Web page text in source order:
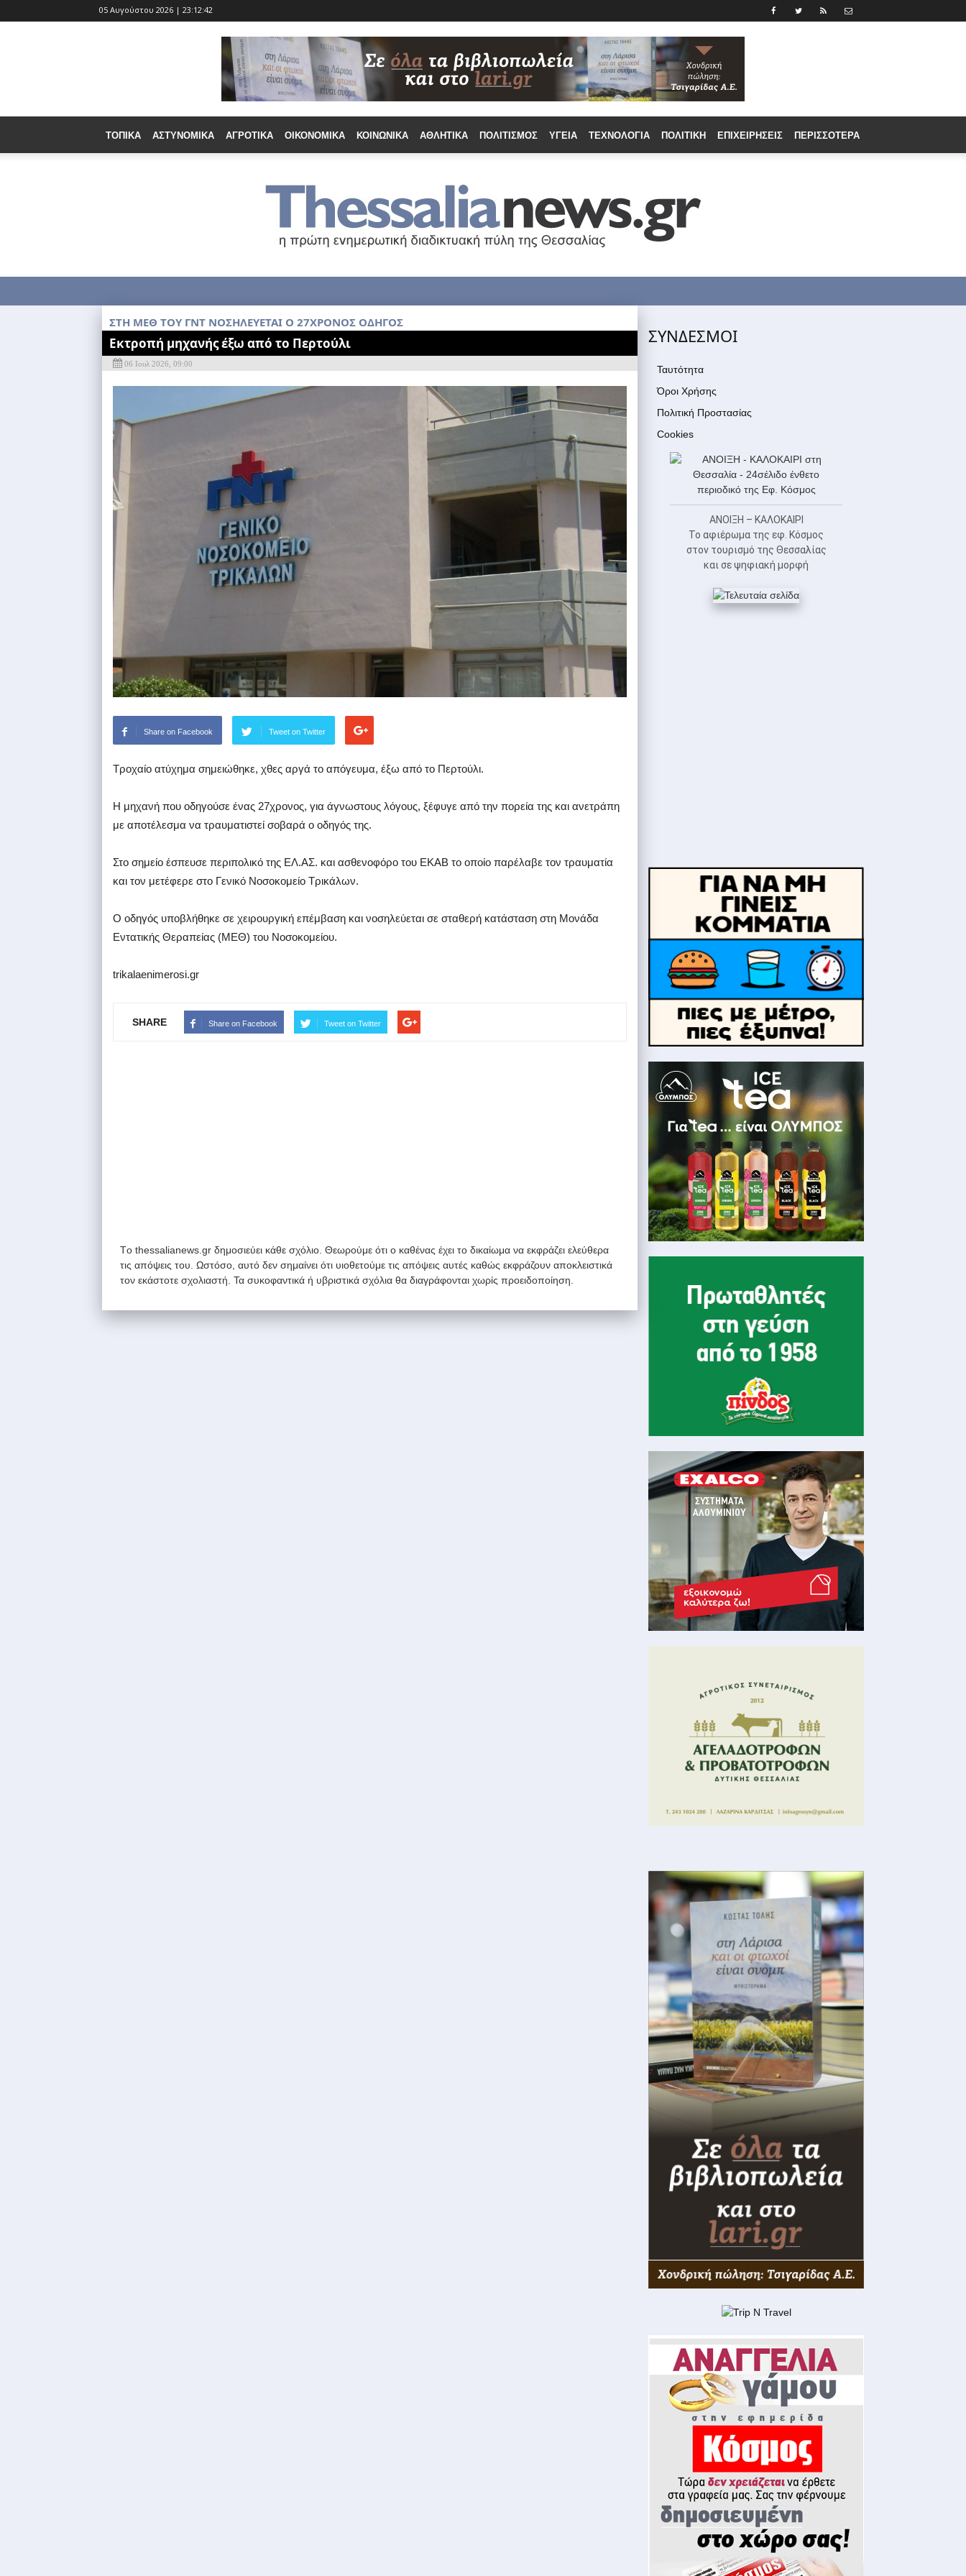
05 Αυγούστου 2026 | 23:12:43
ΤΟΠΙΚΆ ΑΣΤΥΝΟΜΙΚΆ ΑΓΡΟΤΙΚΆ ΟΙΚΟΝΟΜΙΚΆ ΚΟΙΝΩΝΙΚΆ ΑΘΛΗΤΙΚΆ ΠΟΛΙΤΙΣΜΌΣ ΥΓΕΊΑ ΤΕΧΝΟΛΟΓΊΑ ΠΟΛΙΤΙΚΉ ΕΠΙΧΕΙΡΉΣΕΙΣ ΠΕΡΙΣΣΟΤΕΡΑ
ΣΤΗ ΜΕΘ ΤΟΥ ΓΝΤ ΝΟΣΗΛΕΎΕΤΑΙ Ο 27ΧΡΟΝΟΣ ΟΔΗΓΌΣ
Eκτροπή μηχανής έξω από το Περτούλι
06 Ιουλ 2026, 09:00
Share on Facebook Tweet on Twitter
Τροχαίο ατύχημα σημειώθηκε, χθες αργά το απόγευμα, έξω από το Περτούλι.
Η μηχανή που οδηγούσε ένας 27χρονος, για άγνωστους λόγους, ξέφυγε από την πορεία της και ανετράπη
με αποτέλεσμα να τραυματιστεί σοβαρά ο οδηγός της.
Στο σημείο έσπευσε περιπολικό της ΕΛ.ΑΣ. και ασθενοφόρο του ΕΚΑΒ το οποίο παρέλαβε τον τραυματία
και τον μετέφερε στο Γενικό Νοσοκομείο Τρικάλων.
Ο οδηγός υποβλήθηκε σε χειρουργική επέμβαση και νοσηλεύεται σε σταθερή κατάσταση στη Μονάδα
Εντατικής Θεραπείας (ΜΕΘ) του Νοσοκομείου.
trikalaenimerosi.gr
SHARE Share on Facebook Tweet on Twitter
Tο thessalianews.gr δημοσιεύει κάθε σχόλιο. Θεωρούμε ότι ο καθένας έχει το δικαίωμα να εκφράζει ελεύθερα
τις απόψεις του. Ωστόσο, αυτό δεν σημαίνει ότι υιοθετούμε τις απόψεις αυτές καθώς εκφράζουν αποκλειστικά
τον εκάστοτε σχολιαστή. Τα συκοφαντικά ή υβριστικά σχόλια θα διαγράφονται χωρίς προειδοποίηση.
ΣΥΝΔΕΣΜΟΙ
Ταυτότητα
Όροι Χρήσης
Πολιτική Προστασίας
Cookies
ΑΝΟΙΞΗ – ΚΑΛΟΚΑΙΡΙ
Το αφιέρωμα της εφ. Κόσμος
στον τουρισμό της Θεσσαλίας
και σε ψηφιακή μορφή